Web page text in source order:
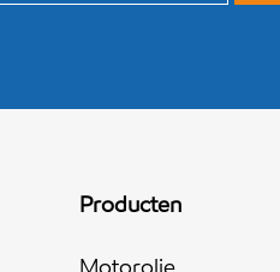
Producten